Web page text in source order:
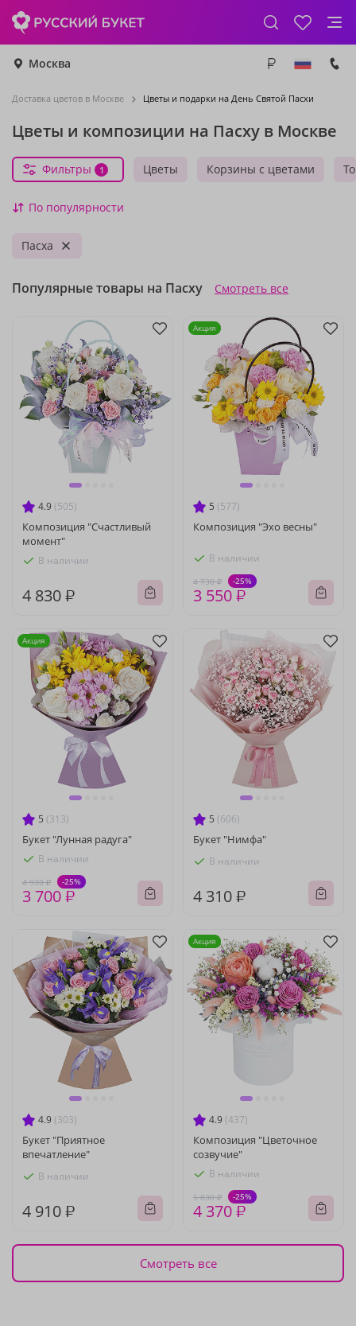
Москва
Доставка цветов в Москве Цветы и подарки на День Святой Пасхи
Цветы и композиции на Пасху в Москве
Цветы Корзины с цветами
Фильтры 1
По популярности
Пасха
Популярные товары на Пасху Смотреть все
4.9 (505)
Композиция "Счастливый
момент"
В наличии
4 830 ₽
5 (577)
Композиция "Эхо весны"
В наличии
4 730 ₽ -25%
3 550 ₽
Акция
5 (313)
Букет "Лунная радуга"
В наличии
4 930 ₽ -25%
3 700 ₽
Акция
5 (606)
Букет "Нимфа"
В наличии
4 310 ₽
4.9 (303)
Букет "Приятное
впечатление"
В наличии
4 910 ₽
4.9 (437)
Композиция "Цветочное
созвучие"
В наличии
5 830 ₽ -25%
4 370 ₽
Акция
Смотреть все